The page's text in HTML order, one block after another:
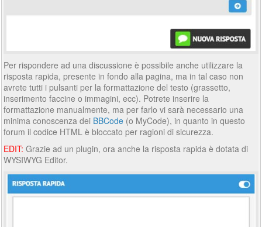
Per rispondere ad una discussione è possibile anche utilizzare la
risposta rapida, presente in fondo alla pagina, ma in tal caso non
avrete tutti i pulsanti per la formattazione del testo (grassetto,
inserimento faccine o immagini, ecc). Potrete inserire la
formattazione manualmente, ma per farlo vi sarà necessario una
minima conoscenza dei BBCode (o MyCode), in quanto in questo
forum il codice HTML è bloccato per ragioni di sicurezza.
EDIT: Grazie ad un plugin, ora anche la risposta rapida è dotata di
WYSIWYG Editor.